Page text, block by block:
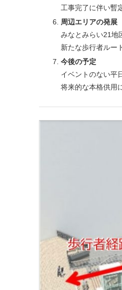
工事完了に伴い暫
周辺エリアの発展
みなとみらい21地
新たな歩行者ルー
今後の予定
イベントのない平
将来的な本格供用